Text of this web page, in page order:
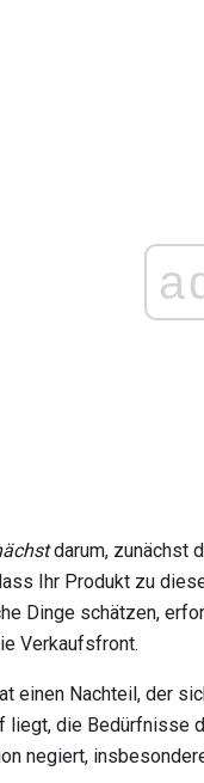
darum, zunächst
Ihr Produkt zu
Dinge schätzen,
Verkaufsfront.
einen Nachteil, der
liegt, die Bedürfnisse
negiert,